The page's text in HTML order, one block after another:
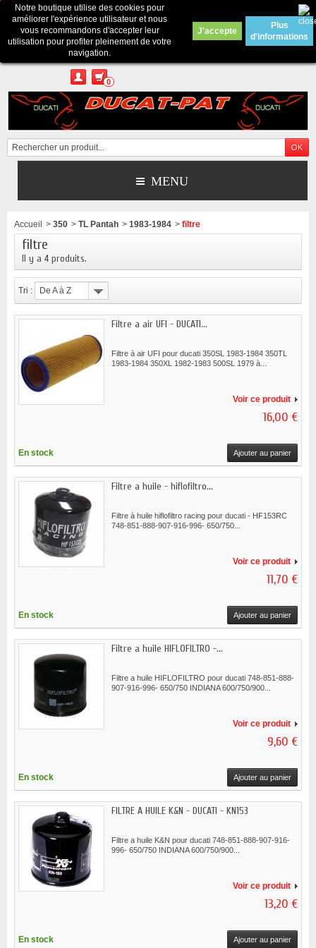
Contactez-nous
Appelez-nous au :Pour tous renseignements : merci d'envoyer un mail
depuis le formulaire de contact ou sur ducatpat25@gmail.com
0
MENU
Notre boutique utilise des cookies pour
améliorer l'expérience utilisateur et nous
vous recommandons d'accepter leur
utilisation pour profiter pleinement de votre
navigation.
J'accepte
Plus
d'informations
Accueil > 350 > TL Pantah > 1983-1984 > filtre
filtre
Il y a 4 produits.
Tri : De A à Z
Filtre a air UFI - DUCATI...
Filtre à air UFI pour ducati 350SL 1983-1984 350TL
1983-1984 350XL 1982-1983 500SL 1979 à...
Voir ce produit
16,00 €
En stock Ajouter au panier
Filtre a huile - hiflofiltro...
Filtre à huile hiflofiltro racing pour ducati - HF153RC
748-851-888-907-916-996- 650/750...
Voir ce produit
11,70 €
En stock Ajouter au panier
Filtre a huile HIFLOFILTRO -...
Filtre a huile HIFLOFILTRO pour ducati 748-851-888-
907-916-996- 650/750 INDIANA 600/750/900...
Voir ce produit
9,60 €
En stock Ajouter au panier
FILTRE A HUILE K&N - DUCATI - KN153
Filtre a huile K&N pour ducati 748-851-888-907-916-
996- 650/750 INDIANA 600/750/900...
Voir ce produit
13,20 €
En stock Ajouter au panier